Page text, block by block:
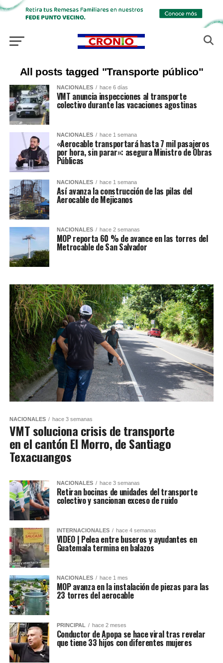
All posts tagged "Transporte público"
NACIONALES hace 6 días
VMT anuncia inspecciones al transporte
colectivo durante las vacaciones agostinas
NACIONALES hace 1 semana
«Aerocable transportará hasta 7 mil pasajeros
por hora, sin parar»: asegura Ministro de Obras
Públicas
NACIONALES hace 1 semana
Así avanza la construcción de las pilas del
Aerocable de Mejicanos
NACIONALES hace 2 semanas
MOP reporta 60 % de avance en las torres del
Metrocable de San Salvador
NACIONALES hace 3 semanas
VMT soluciona crisis de transporte
en el cantón El Morro, de Santiago
Texacuangos
NACIONALES hace 3 semanas
Retiran bocinas de unidades del transporte
colectivo y sancionan exceso de ruido
INTERNACIONALES hace 4 semanas
VIDEO | Pelea entre buseros y ayudantes en
Guatemala termina en balazos
NACIONALES hace 1 mes
MOP avanza en la instalación de piezas para las
23 torres del aerocable
PRINCIPAL hace 2 meses
Conductor de Apopa se hace viral tras revelar
que tiene 33 hijos con diferentes mujeres